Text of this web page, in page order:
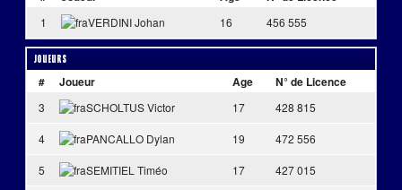
1 VERDINI Johan 16 456 555
Joueurs
# Joueur Age N° de Licence
3 SCHOLTUS Victor 17 428 815
4 PANCALLO Dylan 19 472 556
5 SEMITIEL Timéo 17 427 015